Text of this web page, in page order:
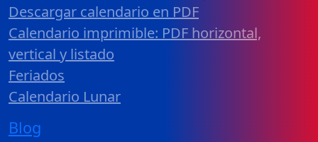
Descargar calendario en PDF
Calendario imprimible: PDF horizontal,
vertical y listado
Feriados
Calendario Lunar
Blog